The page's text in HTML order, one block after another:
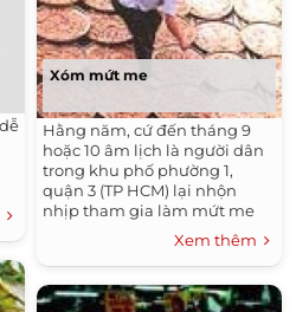
Xóm mứt me
Hằng năm, cứ đến tháng 9
hoặc 10 âm lịch là người dân
trong khu phố phường 1,
quận 3 (TP HCM) lại nhộn
nhịp tham gia làm mứt me
để kịp cung cấp hàng cho dịp
Tết. Để có được những trái
mứt chua chua ngọt ngọt, dai
mà không nát, phải mất đến
Xem thêm